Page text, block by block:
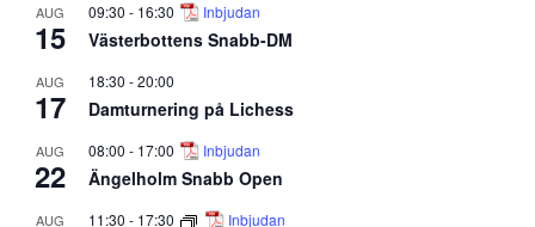
AUG
15
09:30 - 16:30 Inbjudan
Västerbottens Snabb-DM
AUG
17
18:30 -20:00
Damturnering på Lichess
AUG
22
08:00 - 17:00 Inbjudan
Ängelholm Snabb Open
AUG 11:30 - 17:30 Inbjudan